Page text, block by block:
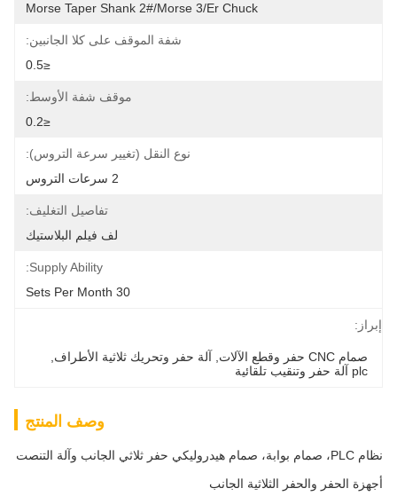
Morse Taper Shank 2#/Morse 3/er Chuck
شفة الموقف على كلا الجانبين:
≤0.5
موقف شفة الأوسط:
≤0.2
نوع النقل (تغيير سرعة التروس):
تفاصيل التغليف:
لف فيلم البلاستيك
Supply Ability:
30 Sets Per Month
إبراز:
صمام CNC حفر وقطع الآلات , آلة حفر وتحريك ثلاثية الأطراف ,
plc آلة حفر وتنقيب تلقائية
وصف المنتج
نظام PLC، صمام بوابة، صمام هيدروليكي حفر ثلاثي الجانب وآلة التنصت
أجهزة الحفر والحفر الثلاثية الجانب